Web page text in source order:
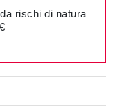
rischi di natura